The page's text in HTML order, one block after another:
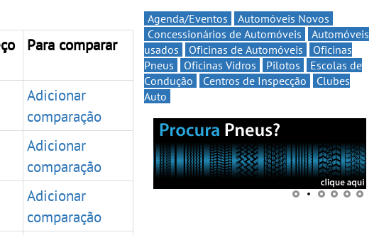
Para comparar
Adicionar
comparação
Adicionar
comparação
Adicionar
comparação
Agenda/Eventos
Automóveis Novos
Concessionários de Automóveis
Automóveis
usados
Oficinas de Automóveis
Oficinas
Pneus
Oficinas Vidros Pilotos
Escolas de
Condução
Centros de Inspecção
Clubes
Auto